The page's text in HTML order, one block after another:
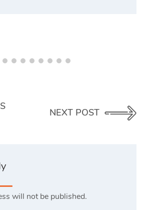
NEXT POST
will not be published.